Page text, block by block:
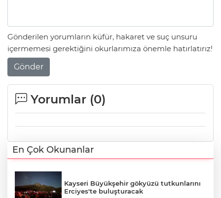
Gönderilen yorumların küfür, hakaret ve suç unsuru
içermemesi gerektiğini okurlarımıza önemle hatırlatırız!
Gönder
Yorumlar (0)
En Çok Okunanlar
Kayseri Büyükşehir gökyüzü tutkunlarını
Erciyes'te buluşturacak